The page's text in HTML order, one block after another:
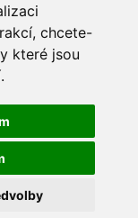
, chcete-
které jsou
.